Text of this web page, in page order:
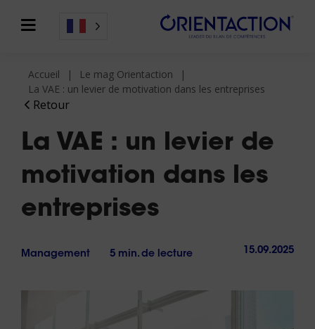
Retour
Accueil
Le mag Orientaction
La VAE : un levier de motivation dans les entreprises
La VAE : un levier de
motivation dans les
entreprises
Management 5 min. de lecture 15.09.2025